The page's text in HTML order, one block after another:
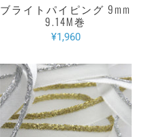
ブライトパイピング 9mm
9.14M巻
¥1,960